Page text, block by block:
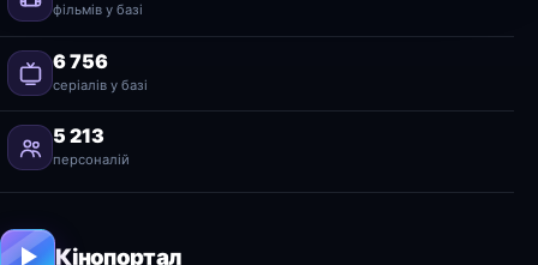
фільмів у базі
6 756
серіалів у базі
5 213
персоналій
Кінопортал